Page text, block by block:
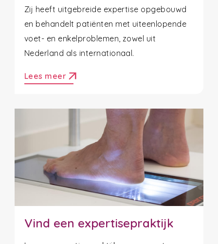
Zij heeft uitgebreide expertise opgebouwd
en behandelt patiënten met uiteenlopende
voet- en enkelproblemen, zowel uit
Nederland als internationaal.
Lees meer arrow_outward
Vind een expertisepraktijk